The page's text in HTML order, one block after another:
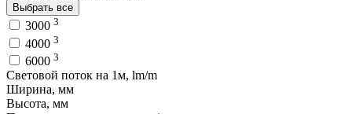
Выбрать все
3000 3
4000 3
6000 3
Световой поток на 1м, lm/m
Ширина, мм
Высота, мм